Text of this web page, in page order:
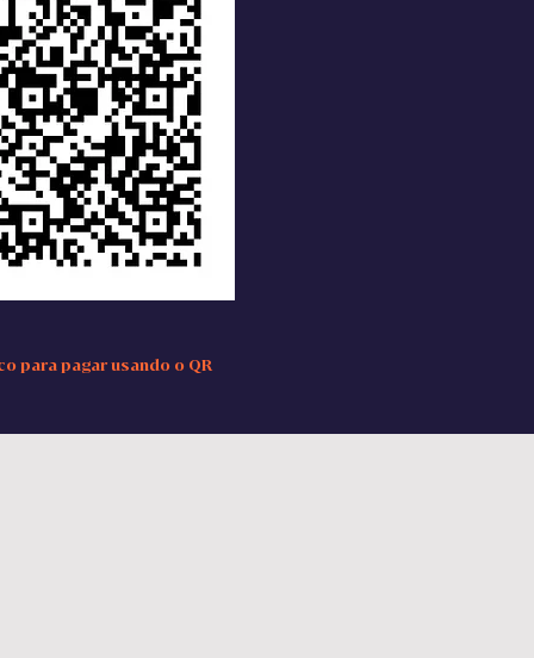
para pagar usando o QR